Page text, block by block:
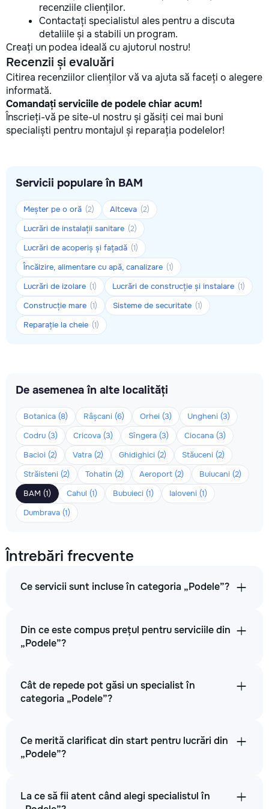
recenziile clienților.
Contactați specialistul ales pentru a discuta
detaliile și a stabili un program.
Creați un podea ideală cu ajutorul nostru!
Recenzii și evaluări
Citirea recenziilor clienților vă va ajuta să faceți o alegere
informată.
Comandați serviciile de podele chiar acum!
Înscrieți-vă pe site-ul nostru și găsiți cei mai buni
specialiști pentru montajul și reparația podelelor!
Servicii populare în BAM
Meșter pe o oră (2) Altceva (2)
Lucrări de instalații sanitare (2)
Lucrări de acoperiș și fațadă (1)
Încălzire, alimentare cu apă, canalizare (1)
Lucrări de izolare (1) Lucrări de construcție și instalare (1)
Construcție mare (1) Sisteme de securitate (1)
Reparație la cheie (1)
De asemenea în alte localități
Botanica (8) Râșcani (6) Orhei (3)
Ungheni (3)
Codru (3)
Cricova (3) Sîngera (3)
Ciocana (3)
Bacioi (2)
Vatra (2) Ghidighici (2)
Stăuceni (2)
Străisteni (2)
Tohatin (2) Aeroport (2)
Buiucani (2)
BAM (1)
Cahul (1) Bubuieci (1)
Ialoveni (1)
Dumbrava (1)
Întrebări frecvente
Ce servicii sunt incluse în categoria „Podele”?
Din ce este compus prețul pentru serviciile din
„Podele”?
Cât de repede pot găsi un specialist în
categoria „Podele”?
Ce merită clarificat din start pentru lucrări din
„Podele”?
La ce să fii atent când alegi specialistul în